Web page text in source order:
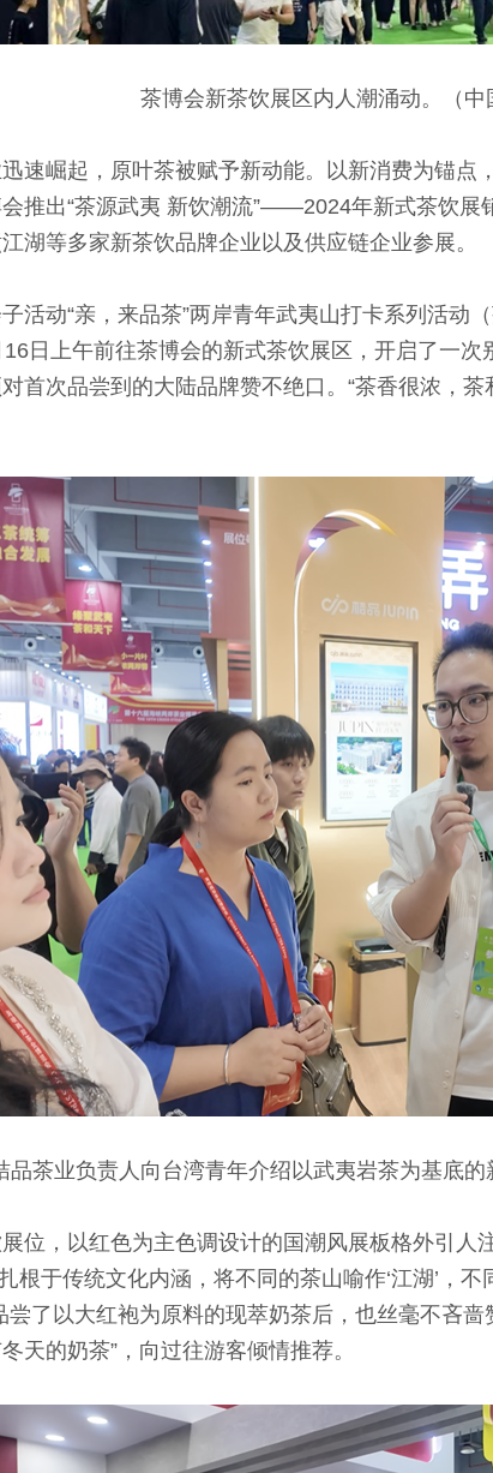
茶博会新茶饮展区内人潮涌动。（中
崛起，原叶茶被赋予新动能。以新消费为锚点
推出“茶源武夷 新饮潮流”——2024年新式茶饮
湖等多家新茶饮品牌企业以及供应链企业参展。
动“亲，来品茶”两岸青年武夷山打卡系列活动
日上午前往茶博会的新式茶饮展区，开启了一
首次品尝到的大陆品牌赞不绝口。“茶香很浓，
品茶业负责人向台湾青年介绍以武夷岩茶为基底的
，以红色为主色调设计的国潮风展板格外引人
扎根于传统文化内涵，将不同的茶山喻作‘江湖’
尝了以大红袍为原料的现萃奶茶后，也丝毫不吝
天的奶茶”，向过往游客倾情推荐。